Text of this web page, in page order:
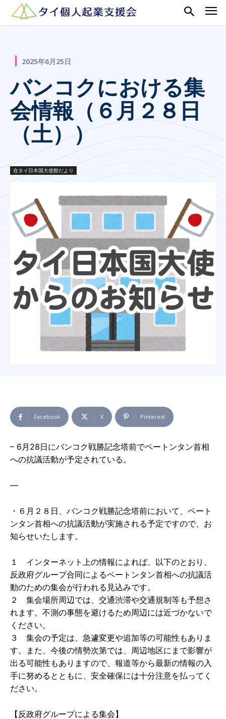
2025年6月25日
バンコクにおける集
会情報（６月２８日
（土））
在タイ日本国大使館だより
Facebook X Pinterest
– 6月28日にバンコク戦勝記念塔前でペートンタン首相
への抗議活動が予定されている。
—
・６月２８日、バンコク戦勝記念塔前において、ペート
ンタン首相への抗議活動が実施される予定ですので、お
知らせいたします。
１ インターネット上の情報によれば、以下のとおり、
反政府グループ合同によるペートンタン首相への抗議活
動のための集会が行われる見込みです。
２ 集会場所周辺では、交通渋滞や交通規制等も予想さ
れます。不測の事態を避けるため周辺には近づかないで
ください。
３ 集会の予定は、急遽変更や追加等の可能性もありま
す。また、今後の情勢次第では、周辺地区にまで影響が
出る可能性もありますので、報道等から最新の情報の入
手に努めるとともに、安全確保には十分注意を払ってく
ださい。
【反政府グループによる集会】